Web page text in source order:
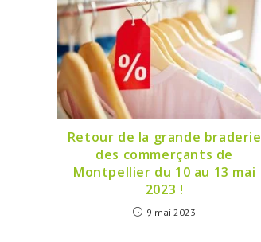
Retour de la grande braderie
des commerçants de
Montpellier du 10 au 13 mai
2023 !
9 mai 2023